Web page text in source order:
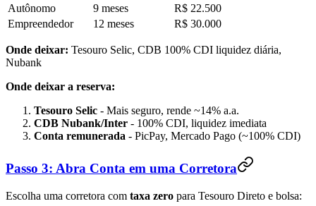
Autônomo
9 meses
R$ 22.500
Empreendedor
12 meses R$ 30.000
Onde deixar: Tesouro Selic, CDB 100% CDI liquidez diária,
Nubank
Onde deixar a reserva:
Tesouro Selic - Mais seguro, rende ~14% a.a.
CDB Nubank/Inter - 100% CDI, liquidez imediata
Conta remunerada - PicPay, Mercado Pago (~100% CDI)
Passo 3: Abra Conta em uma Corretora
Escolha uma corretora com taxa zero para Tesouro Direto e bolsa: